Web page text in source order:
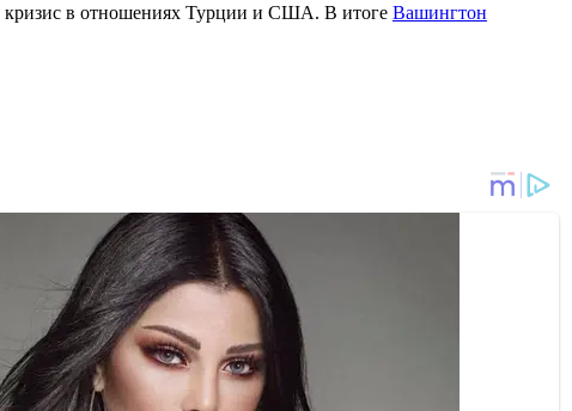
кризис в отношениях Турции и США. В итоге Вашингтон